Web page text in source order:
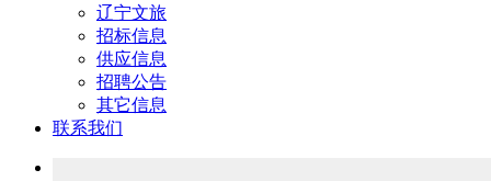
辽宁文旅
招标信息
供应信息
招聘公告
其它信息
联系我们